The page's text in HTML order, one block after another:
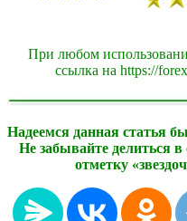
При любом
ссылка на https://
Надеемся данная статья
Не забывайте делиться
отметку